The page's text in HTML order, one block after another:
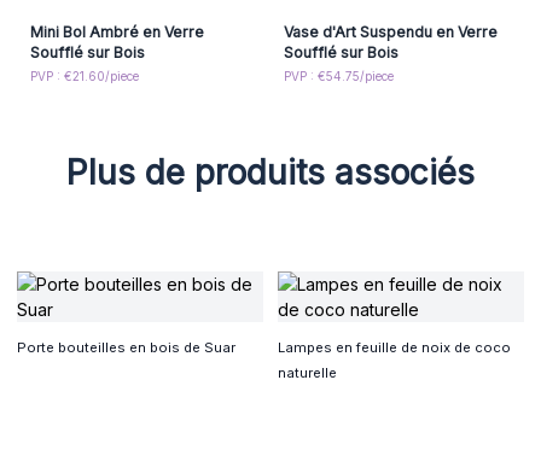
Mini Bol Ambré en Verre
Soufflé sur Bois
PVP : €21.60/piece
Vase d'Art Suspendu en Verre
Soufflé sur Bois
PVP : €54.75/piece
Plus de produits associés
Porte bouteilles en bois de Suar
Lampes en feuille de noix de coco
naturelle